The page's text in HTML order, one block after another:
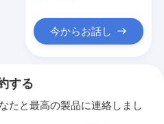
今からお話し
する
たと最高の製品に連絡しまし